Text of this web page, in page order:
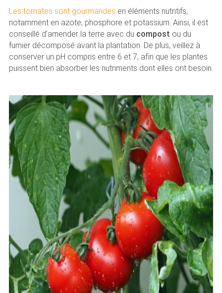
Les tomates sont gourmandes en éléments nutritifs,
notamment en azote, phosphore et potassium. Ainsi, il est
conseillé d’amender la terre avec du compost ou du
fumier décomposé avant la plantation. De plus, veillez à
conserver un pH compris entre 6 et 7, afin que les plantes
puissent bien absorber les nutriments dont elles ont besoin.